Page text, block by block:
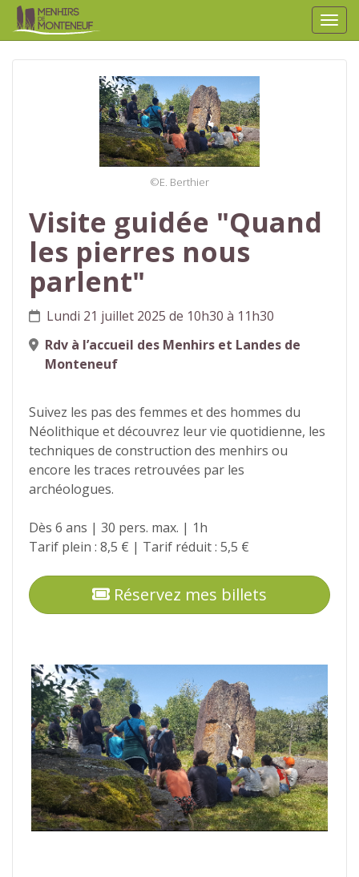
©E. Berthier
Visite guidée "Quand
les pierres nous
parlent"
Lundi 21 juillet 2025 de 10h30 à 11h30
Rdv à l’accueil des Menhirs et Landes de
Monteneuf
Suivez les pas des femmes et des hommes du
Néolithique et découvrez leur vie quotidienne, les
techniques de construction des menhirs ou
encore les traces retrouvées par les
archéologues.
Dès 6 ans | 30 pers. max. | 1h
Tarif plein : 8,5 € | Tarif réduit : 5,5 €
Réservez mes billets
Photos